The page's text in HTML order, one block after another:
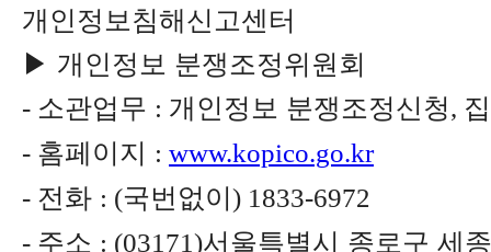
개인정보침해신고센터
▶ 개인정보 분쟁조정위원회
- 소관업무 : 개인정보 분쟁조정신청,
- 홈페이지 : www.kopico.go.kr
- 전화 : (국번없이) 1833-6972
- 주소 : (03171)서울특별시 종로구 세